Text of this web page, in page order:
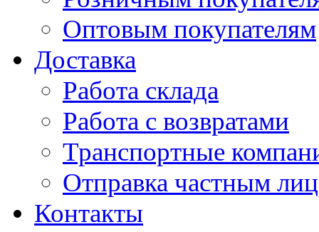
Оптовым покупателям
Доставка
Работа склада
Работа с возвратами
Транспортные
Отправка частным
Контакты